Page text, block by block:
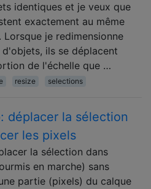
identiques et je veux que
exactement au même
je redimensionne
ils se déplacent
de l'échelle que …
resize selections
déplacer la sélection
les pixels
la sélection dans
en marche) sans
partie (pixels) du calque